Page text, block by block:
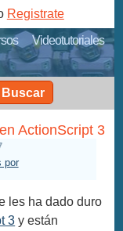
Videotutoriales
Registrate
Buscar
ActionScript 3
por
les ha dado duro
3 y están